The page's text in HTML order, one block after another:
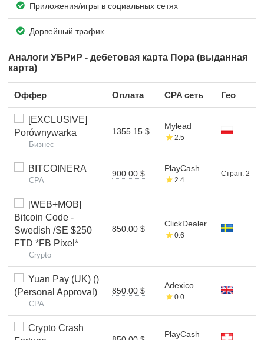
Приложения/игры в социальных сетях
Дорвейный трафик
Аналоги УБРиР - дебетовая карта Пора (выданная
карта)
Оффер Оплата CPA сеть Гео
[EXCLUSIVE]
Porównywarka
Бизнес
1355.15 $
Mylead
2.5
BITCOINERA
CPA
900.00 $
PlayCash
2.4
Стран: 2
[WEB+MOB]
Bitcoin Code -
Swedish /SE $250
FTD *FB Pixel*
Crypto
850.00 $
ClickDealer
0.6
Yuan Pay (UK) ()
(Personal Approval)
CPA
850.00 $
Adexico
0.0
Crypto Crash
PlayCash